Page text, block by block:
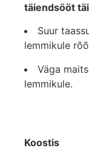
täiendsööt
Suur
lemmikule
Väga
lemmikule.
Koostis